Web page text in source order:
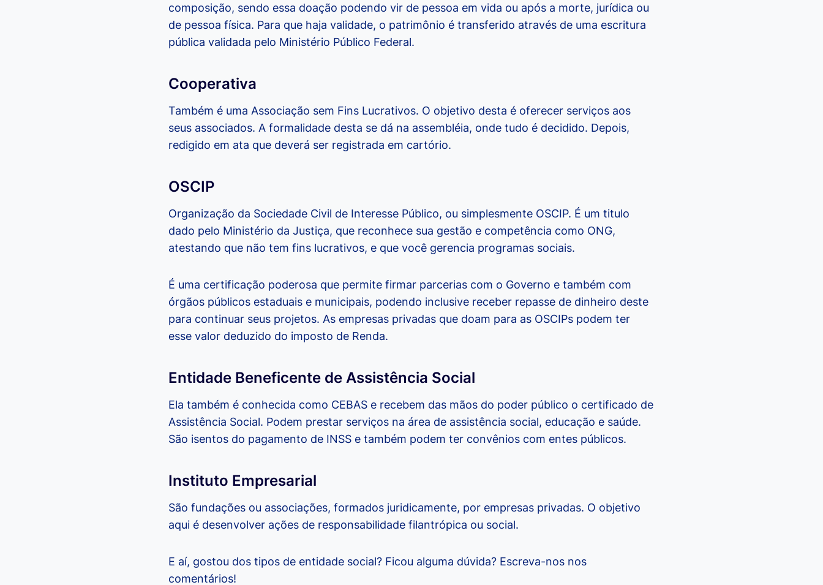
composição, sendo essa doação podendo vir de pessoa em vida ou após a morte, jurídica ou
de pessoa física. Para que haja validade, o patrimônio é transferido através de uma escritura
pública validada pelo Ministério Público Federal.
Cooperativa
Também é uma Associação sem Fins Lucrativos. O objetivo desta é oferecer serviços aos
seus associados. A formalidade desta se dá na assembléia, onde tudo é decidido. Depois,
redigido em ata que deverá ser registrada em cartório.
OSCIP
Organização da Sociedade Civil de Interesse Público, ou simplesmente OSCIP. É um titulo
dado pelo Ministério da Justiça, que reconhece sua gestão e competência como ONG,
atestando que não tem fins lucrativos, e que você gerencia programas sociais.
É uma certificação poderosa que permite firmar parcerias com o Governo e também com
órgãos públicos estaduais e municipais, podendo inclusive receber repasse de dinheiro deste
para continuar seus projetos. As empresas privadas que doam para as OSCIPs podem ter
esse valor deduzido do imposto de Renda.
Entidade Beneficente de Assistência Social
Ela também é conhecida como CEBAS e recebem das mãos do poder público o certificado de
Assistência Social. Podem prestar serviços na área de assistência social, educação e saúde.
São isentos do pagamento de INSS e também podem ter convênios com entes públicos.
Instituto Empresarial
São fundações ou associações, formados juridicamente, por empresas privadas. O objetivo
aqui é desenvolver ações de responsabilidade filantrópica ou social.
E aí, gostou dos tipos de entidade social? Ficou alguma dúvida? Escreva-nos nos
comentários!